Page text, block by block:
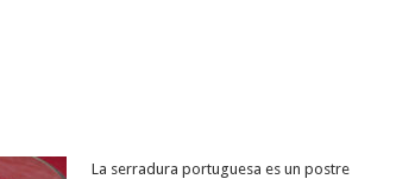
La serradura portuguesa es un postre